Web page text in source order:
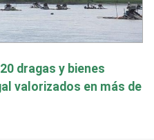
dragas y bienes
valorizados en más de